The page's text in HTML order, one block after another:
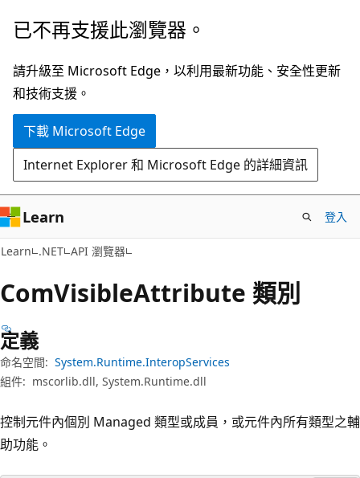
跳
主
要
內
跳
頁
面
內
覽
已不再支援此瀏覽器。
請升級至 Microsoft Edge，以利用最新功能、安全性更新
和技術支援。
下載 Microsoft Edge
Internet Explorer 和 Microsoft Edge 的詳細資訊
Learn 登入
Learn .NET API 瀏覽器
ComVisibleAttribute 類別
定義
命名空間: System.Runtime.InteropServices
組件: mscorlib.dll, System.Runtime.dll
控制元件內個別 Managed 類型或成員，或元件內所有類型之輔
助功能。